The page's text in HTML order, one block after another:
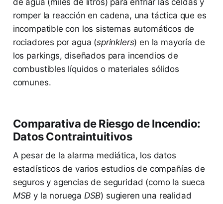
de agua (miles de litros) para enfriar las celdas y
romper la reacción en cadena, una táctica que es
incompatible con los sistemas automáticos de
rociadores por agua (sprinklers) en la mayoría de
los parkings, diseñados para incendios de
combustibles líquidos o materiales sólidos
comunes.
Comparativa de Riesgo de Incendio:
Datos Contraintuitivos
A pesar de la alarma mediática, los datos
estadísticos de varios estudios de compañías de
seguros y agencias de seguridad (como la sueca
MSB y la noruega DSB) sugieren una realidad